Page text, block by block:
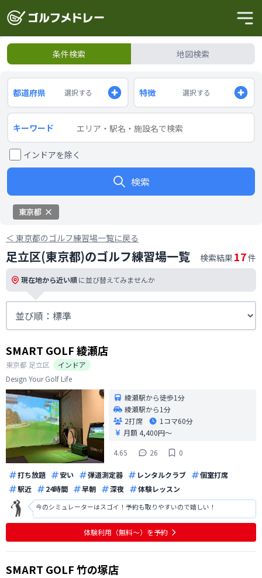
条件検索 地図検索
都道府県 選択する 特徴 選択する
キーワード
インドアを除く
検索
東京都
＜ 東京都のゴルフ練習場一覧に戻る
足立区(東京都)のゴルフ練習場一覧 検索結果 17件
現在地から近い順に並び替えてみませんか
SMART GOLF 綾瀬店
東京都 足立区
インドア
Design Your Golf Life
綾瀬駅から徒歩1分
綾瀬駅から1分
2打席
1コマ60分
月額 4,400円〜
4.65
26 0
打ち放題 安い 弾道測定器 レンタルクラブ
個室打席
駅近
24時間 早朝 深夜 体験レッスン
今のシミュレーターはスゴイ！予約も取りやすいので嬉しい！
体験利用（無料〜）を予約
SMART GOLF 竹の塚店